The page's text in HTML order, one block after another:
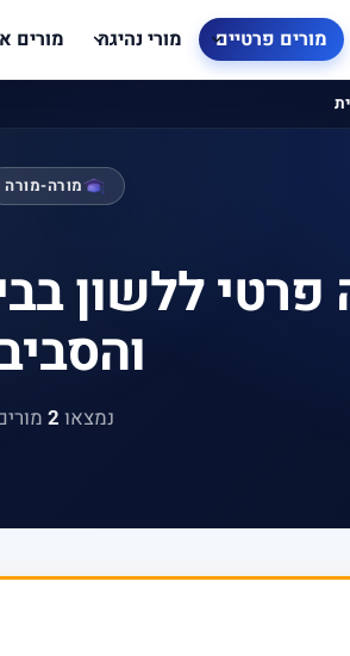
מורים פרטיים מורי נהיגה מורים
מורה-מורה
פרטי ללשון
נמצאו 2